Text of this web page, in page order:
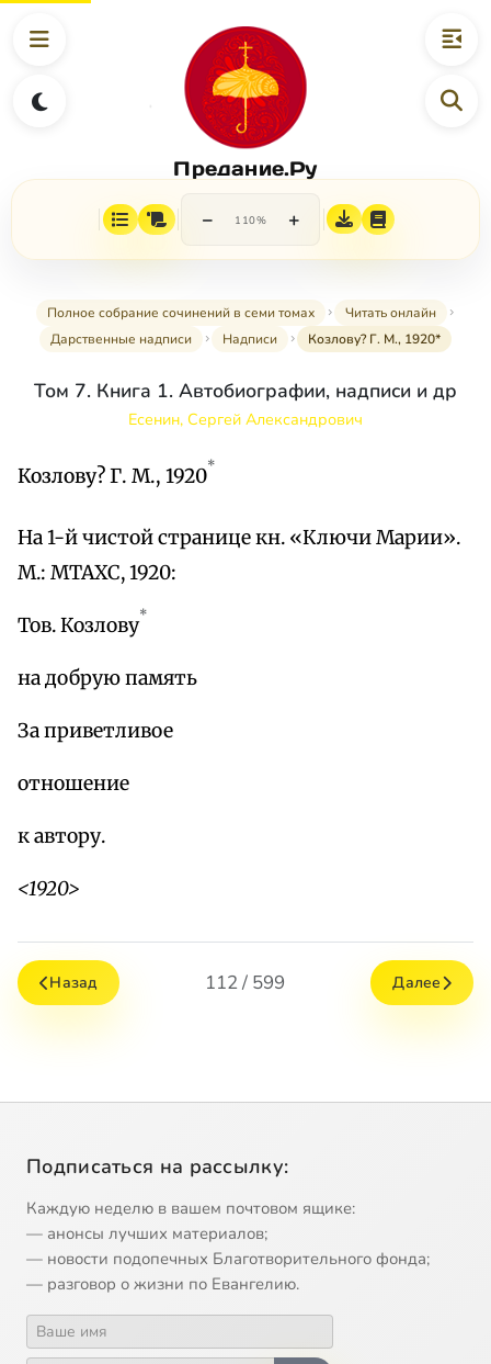
Предание.Ру
− 110% +
Полное собрание сочинений в семи томах
Читать онлайн
Дарственные надписи
Надписи Козлову? Г. М., 1920*
Том 7. Книга 1. Автобиографии, надписи и др
Есенин, Сергей Александрович
Козлову? Г. М., 1920*
На 1-й чистой странице кн. «Ключи Марии».
М.: МТАХС, 1920:
Тов. Козлову*
на добрую память
За приветливое
отношение
к автору.
<1920>
Назад 112 / 599 Далее
Подписаться на рассылку:
Каждую неделю в вашем почтовом ящике:
— анонсы лучших материалов;
— новости подопечных Благотворительного фонда;
— разговор о жизни по Евангелию.